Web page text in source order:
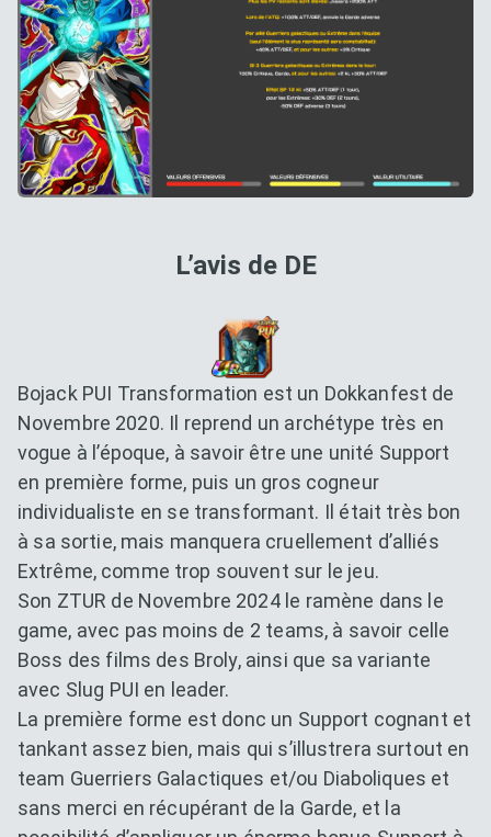
L’avis de DE
Bojack PUI Transformation est un Dokkanfest de
Novembre 2020. Il reprend un archétype très en
vogue à l’époque, à savoir être une unité Support
en première forme, puis un gros cogneur
individualiste en se transformant. Il était très bon
à sa sortie, mais manquera cruellement d’alliés
Extrême, comme trop souvent sur le jeu.
Son ZTUR de Novembre 2024 le ramène dans le
game, avec pas moins de 2 teams, à savoir celle
Boss des films des Broly, ainsi que sa variante
avec Slug PUI en leader.
La première forme est donc un Support cognant et
tankant assez bien, mais qui s’illustrera surtout en
team Guerriers Galactiques et/ou Diaboliques et
sans merci en récupérant de la Garde, et la